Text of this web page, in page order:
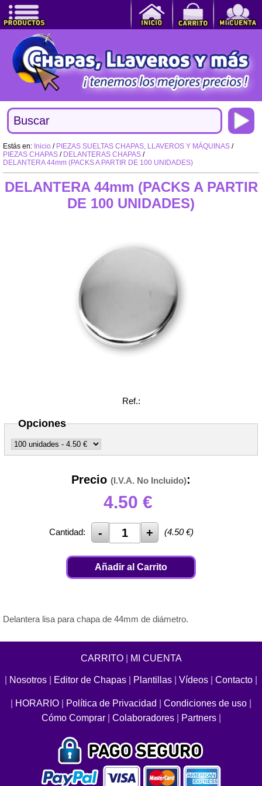
Estás en: Inicio / PIEZAS SUELTAS CHAPAS, LLAVEROS Y MÁQUINAS /
PIEZAS CHAPAS / DELANTERAS CHAPAS /
DELANTERA 44mm (PACKS A PARTIR DE 100 UNIDADES)
DELANTERA 44mm (PACKS A PARTIR
DE 100 UNIDADES)
Ref.:
Opciones
Precio (I.V.A. No Incluido):
4.50 €
Cantidad: (4.50€)
Añadir al Carrito
Delantera lisa para chapa de 44mm de diámetro.
CARRITO| MI CUENTA
Nosotros Editor de Chapas Plantillas Vídeos Contacto
HORARIO Política de Privacidad Condiciones de uso
Cómo Comprar
Colaboradores Partners